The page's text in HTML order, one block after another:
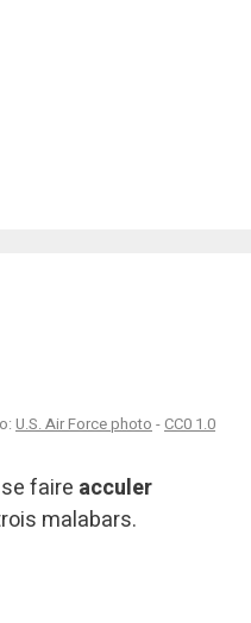
U.S. Air Force photo - CC0 1.0
faire acculer
malabars.